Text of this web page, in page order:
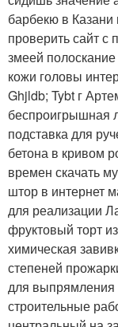
барбекю в
проверить сайт
змеей
кожи головы
Ghjldb; Tybt г
беспроигрышная
подставка для
бетона в кривом
времен скачать
штор в интернет
для реализации
фруктовый торт
химическая
степеней
для выпрямления
строительные